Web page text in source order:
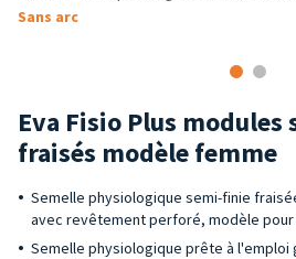
Sans arc
Eva Fisio Plus
fraisés modèle femme
Semelle physiologique semi-finie
avec revêtement perforé, modèle
Semelle physiologique prête à l'emploi